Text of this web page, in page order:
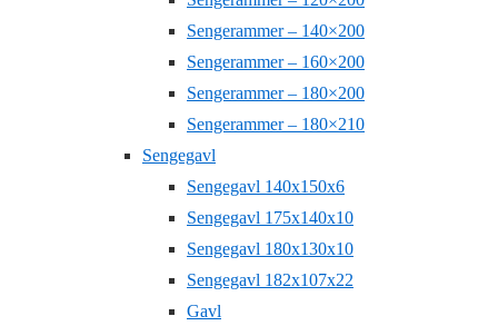
Sengerammer – 140×200
Sengerammer – 160×200
Sengerammer – 180×200
Sengerammer – 180×210
Sengegavl
Sengegavl 140x150x6
Sengegavl 175x140x10
Sengegavl 180x130x10
Sengegavl 182x107x22
Gavl